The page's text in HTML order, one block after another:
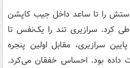
را تا ساعد داخل جیب کاپشن
کرد. سرازیری تند را یک‌نفس تا
سرازیری، مقابل اولین پنجره
بود. احساس خفقان می‌کرد.